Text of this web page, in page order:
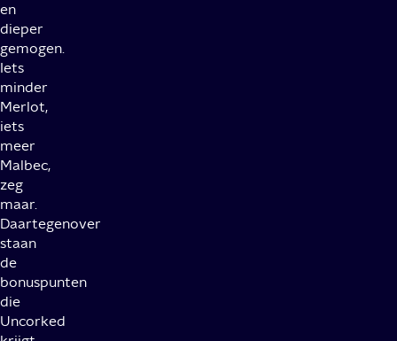
en
dieper
gemogen.
Iets
minder
Merlot,
iets
meer
Malbec,
zeg
maar.
Daartegenover
staan
de
bonuspunten
die
Uncorked